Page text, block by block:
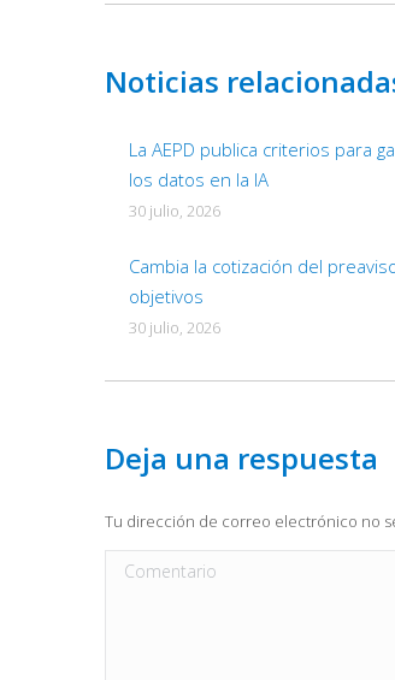
Noticias
La AEPD publica criterios para
los datos en la IA
30 julio, 2026
Cambia la cotización del
objetivos
30 julio, 2026
Deja una respuesta
Tu dirección de correo electrónico no
Comentario